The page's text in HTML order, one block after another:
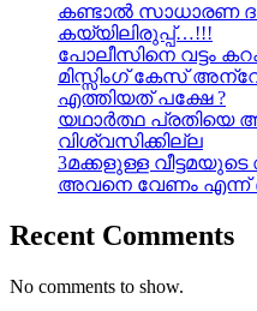
കണ്ടാൽ സാധാരണ
കയ്യിലിരുപ്പ്…!!!
പോലീസിനെ വട്ടം
മിസ്സിംഗ് കേസ്
എത്തിയത് പക്ഷേ ?
യഥാർത്ഥ പ്രതിയെ
വിശ്വസിക്കില്ല
3മക്കളുള്ള
അവനെ വേണം എന്ന്
Recent Comments
No comments to show.